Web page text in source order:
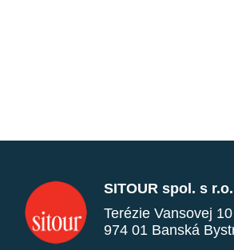
SITOUR spol. s r.o.
Terézie Vansovej 10
974 01 Banská